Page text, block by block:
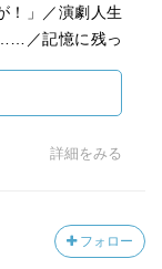
！」／演劇人生
／記憶に残っ
供の遊びを再体
持ちは名匠／市
かしい／ホンが
ら／痛さの記
ック・ヘンリー
楽しかったああ
詳細をみる
フォロー